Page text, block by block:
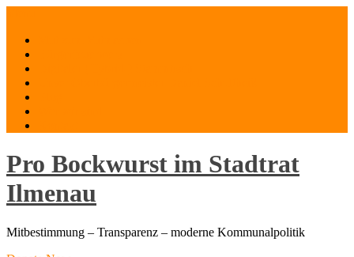
content
Pro Bockwurst im Stadtrat
Ilmenau
Mitbestimmung – Transparenz – moderne Kommunalpolitik